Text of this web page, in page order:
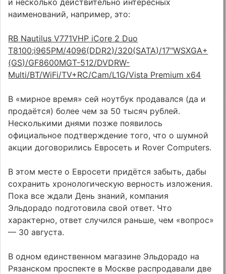
наименований, например, это:
RB Nautilus V771VHP iCore 2 Duo
T8100;i965PM/4096(DDR2)/320(SATA)/17"WSXGA+
(GS)/GF8600MGT-512/DVDRW-
Multi/BT/WiFi/TV+RC/Cam/L1G/Vista Premium x64
В «мирное время» сей ноутбук продавался (да и
продаётся) более чем за 50 тысяч рублей.
Несколькими днями позже появилось
официальное подтверждение того, что о шумной
акции договорились Евросеть и Rover Computers.
В этом месте о Евросети придётся забыть, дабы
сохранить хронологическую верность изложения.
Пока все ждали День знаний, компания
Эльдорадо подготовила свой ответ. Что
характерно, ответ случился раньше, чем «вопрос»
— 30 августа.
В одном единственном магазине Эльдорадо на
Рязанском проспекте в Москве распродавали две